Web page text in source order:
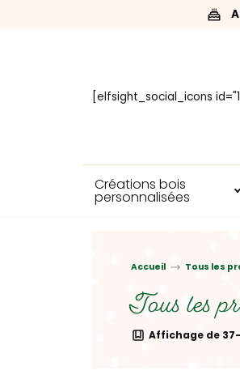
[elfsight_social_icons
Créations bois
personnalisées
Accueil Tous les
Tous les
Affichage de